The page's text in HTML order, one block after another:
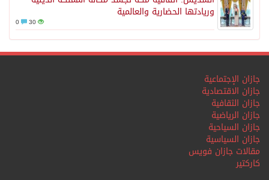
وريادتها الحضارية والعالمية
30
جازان الإجتماعية
جازان الاقتصادية
جازان الثقافية
جازان الرياضية
جازان السياحية
جازان السياسية
مقالات جازان فويس
كاركتير